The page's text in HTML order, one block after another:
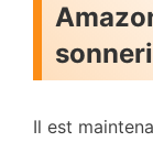
Il est